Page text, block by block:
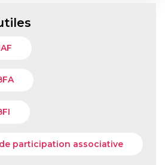
participation associative